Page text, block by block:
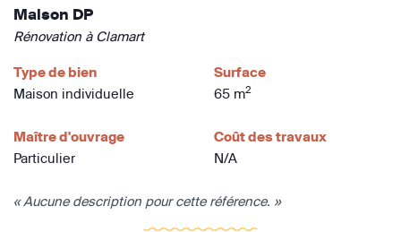
Maison DP
Rénovation à Clamart
Type de bien
Maison individuelle
Surface
65 m2
Maître d'ouvrage
Particulier
Coût des travaux
N/A
« Aucune description pour cette référence. »